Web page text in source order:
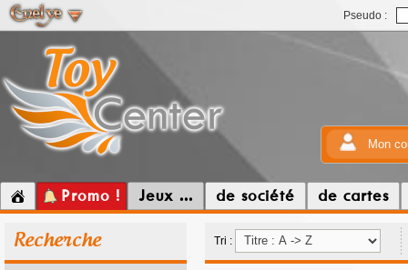
Pseudo :
Mon
Promo ! Jeux ... de société de cartes
Recherche Tri :